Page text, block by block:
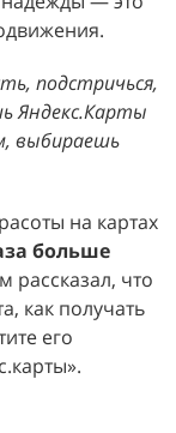
подстричься,
Яндекс.Карты
выбираешь
на картах
больше
рассказал, что
как получать
его